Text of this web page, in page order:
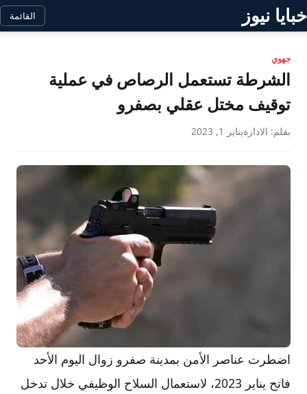
خبايا نيوز القائمة
جهوي
الشرطة تستعمل الرصاص في عملية
توقيف مختل عقلي بصفرو
بقلم: الادارةيناير 1, 2023
اضطرت عناصر الأمن بمدينة صفرو زوال اليوم الأحد
فاتح يناير 2023، لاستعمال السلاح الوظيفي خلال تدخل